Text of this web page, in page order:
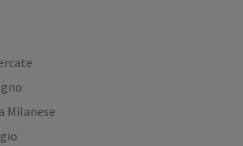
Milanese